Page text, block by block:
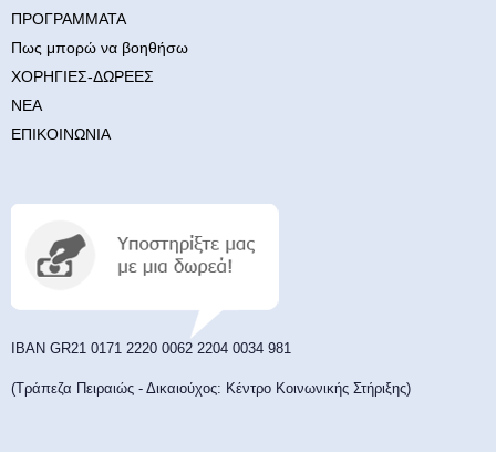
ΠΡΟΓΡΑΜΜΑΤΑ
Πως μπορώ να βοηθήσω
ΧΟΡΗΓΙΕΣ-ΔΩΡΕΕΣ
ΝΕΑ
ΕΠΙΚΟΙΝΩΝΙΑ
ΙΒΑΝ GR21 0171 2220 0062 2204 0034 981
(Τράπεζα Πειραιώς - Δικαιούχος: Κέντρο Κοινωνικής Στήριξης)